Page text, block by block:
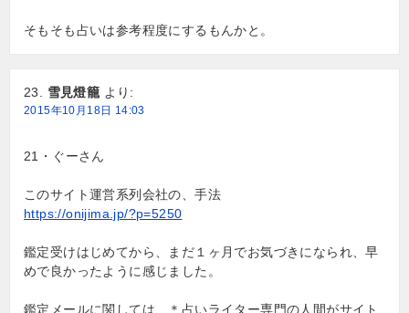
そもそも占いは参考程度にするもんかと。
雪見燈籠 より:
2015年10月18日 14:03
21・ぐーさん
このサイト運営系列会社の、手法
https://onijima.jp/?p=5250
鑑定受けはじめてから、まだ１ヶ月でお気づきになられ、早
めで良かったように感じました。
鑑定メールに関しては、＊占いライター専門の人間がサイト